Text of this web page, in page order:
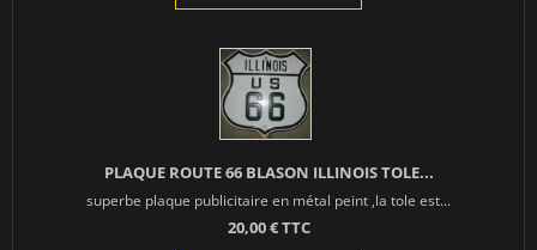
PLAQUE ROUTE 66 BLASON ILLINOIS TOLE...
superbe plaque publicitaire en métal peint ,la tole est...
20,00 € TTC